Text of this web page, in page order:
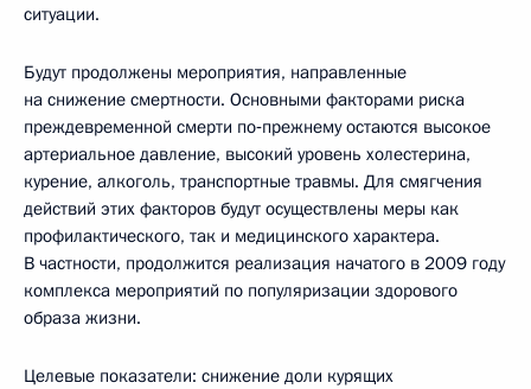
ситуации.
Будут продолжены мероприятия, направленные
на снижение смертности. Основными факторами риска
преждевременной смерти по‑прежнему остаются высокое
артериальное давление, высокий уровень холестерина,
курение, алкоголь, транспортные травмы. Для смягчения
действий этих факторов будут осуществлены меры как
профилактического, так и медицинского характера.
В частности, продолжится реализация начатого в 2009 году
комплекса мероприятий по популяризации здорового
образа жизни.
Целевые показатели: снижение доли курящих